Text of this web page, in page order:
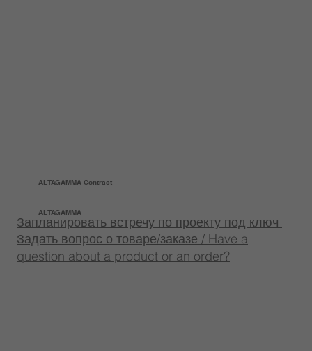
ALTAGAMMA
Задать вопрос о товаре/заказе / Have a
question about a product or an order?
ALTAGAMMA Contract
Запланировать встречу по проекту под ключ